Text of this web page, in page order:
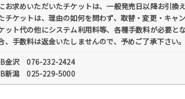
お求めいただいたチケットは、一般発売日以降お引換
チケットは、理由の如何を問わず、取替・変更・キャ
ット代の他にシステム利用料等、各種手数料が必要と
、手数料は返金いたしませんので、予めご了承下さい
金沢 076-232-2424
新潟 025-229-5000